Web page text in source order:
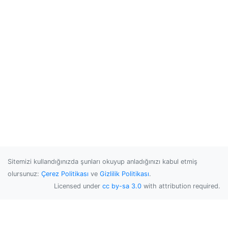
Sitemizi kullandığınızda şunları okuyup anladığınızı kabul etmiş
olursunuz: Çerez Politikası ve Gizlilik Politikası.
Licensed under cc by-sa 3.0 with attribution required.